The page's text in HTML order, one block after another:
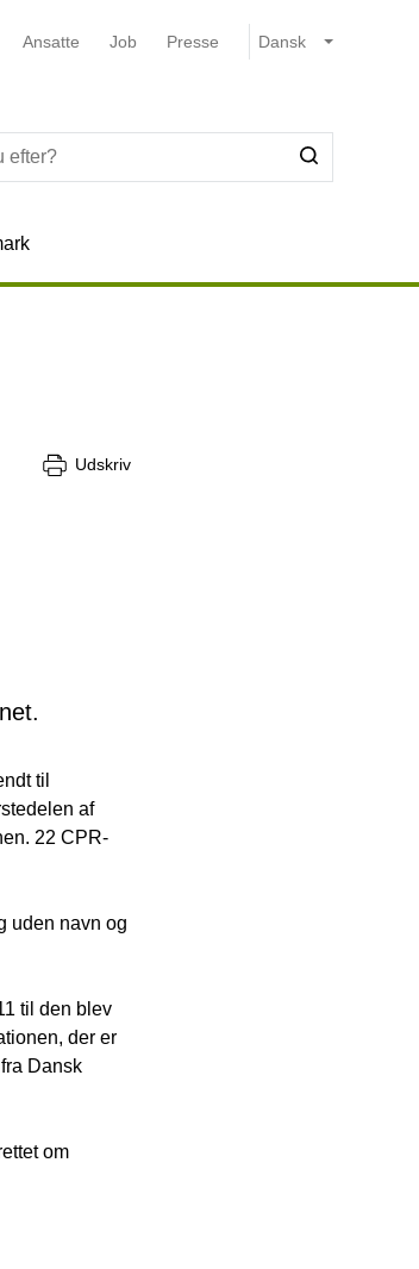
Ansatte Job Presse
Udskriv
til
af
22 CPR-
uden navn og
til den blev
der er
Dansk
om